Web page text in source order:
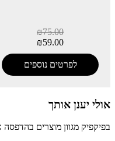
₪75.00
₪59.00
לפרטים נוספים
אולי יענן אותך
בפיקפיק מגוון מוצרים בהדפסה